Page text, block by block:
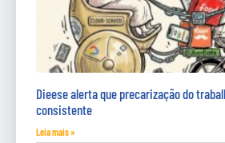
Dieese alerta que precarização do
consistente
Leia mais »